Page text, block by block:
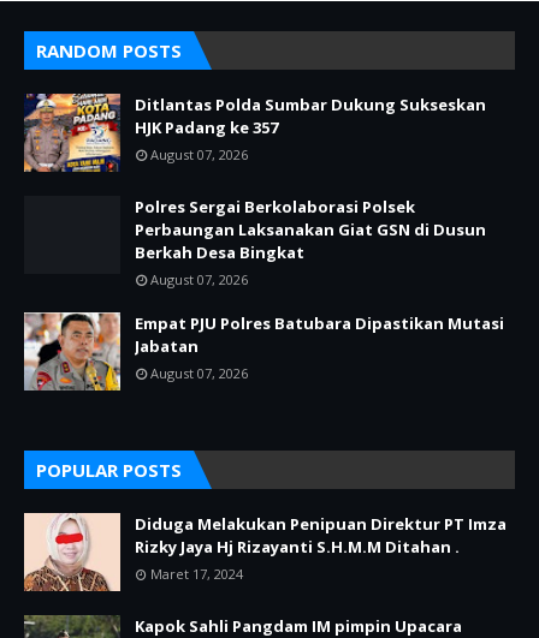
RANDOM POSTS
Ditlantas Polda Sumbar Dukung Sukseskan
HJK Padang ke 357
August 07, 2026
Polres Sergai Berkolaborasi Polsek
Perbaungan Laksanakan Giat GSN di Dusun
Berkah Desa Bingkat
August 07, 2026
Empat PJU Polres Batubara Dipastikan Mutasi
Jabatan
August 07, 2026
POPULAR POSTS
Diduga Melakukan Penipuan Direktur PT Imza
Rizky Jaya Hj Rizayanti S.H.M.M Ditahan .
Maret 17, 2024
Kapok Sahli Pangdam IM pimpin Upacara